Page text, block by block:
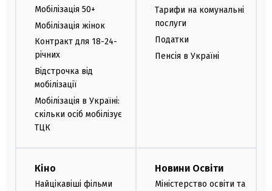
Мобілізація 50+
Мобілізація жінок
Контракт для 18-24-
річних
Відстрочка від
мобілізації
Мобілізація в Україні:
скільки осіб мобілізує
ТЦК
Тарифи на комунальні
послуги
Податки
Пенсія в Україні
Кіно
Найцікавіші фільми
Новини Освіти
Міністерство освіти та